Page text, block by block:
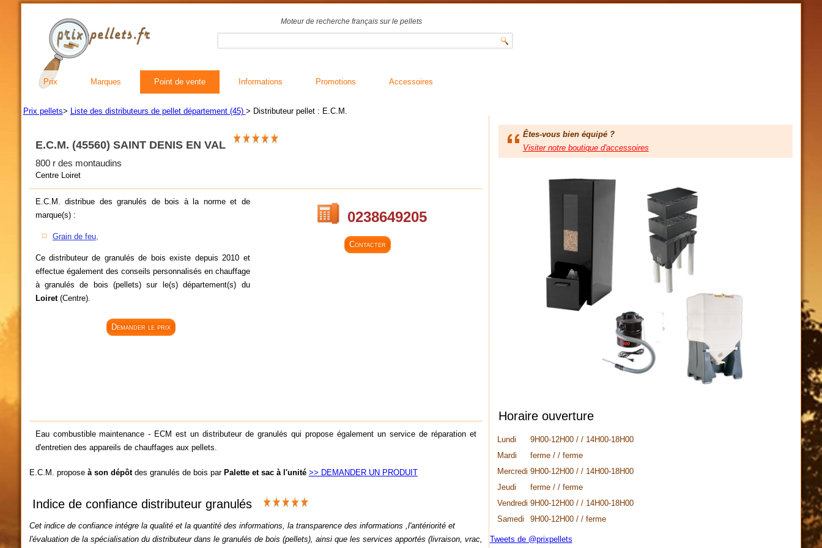
Moteur de recherche français sur le pellets
Prix Marques Point de vente Informations Promotions Accessoires
Prix pellets> Liste des distributeurs de pellet département (45) > Distributeur pellet : E.C.M.
E.C.M. (45560) SAINT DENIS EN VAL
800 r des montaudins
Centre Loiret
E.C.M. distribue des granulés de bois à la norme et de
marque(s) :
Grain de feu,
Ce distributeur de granulés de bois existe depuis 2010 et
effectue également des conseils personnalisés en chauffage
à granulés de bois (pellets) sur le(s) département(s) du
Loiret(Centre).
Demander le prix
0238649205
Contacter
Eau combustible maintenance - ECM est un distributeur de granulés qui propose également un service de réparation et
d'entretien des appareils de chauffages aux pellets.
E.C.M. propose à son dépôtdes granulés de bois parPalette et sac à l'unité >> DEMANDER UN PRODUIT
Indice de confiance distributeur granulés
Cet indice de confiance intégre la qualité et la quantité des informations, la transparence des informations ,l'antériorité et
l'évaluation de la spécialisation du distributeur dans le granulés de bois (pellets), ainsi que les services apportés (livraison, vrac,
Êtes-vous bien équipé ?
Horaire ouverture
Lundi
9H00-12H00 / / 14H00-18H00
Mardi
ferme / / ferme
Mercredi 9H00-12H00 / / 14H00-18H00
Jeudi
ferme / / ferme
Vendredi 9H00-12H00 / / 14H00-18H00
Samedi
9H00-12H00 / / ferme
Tweets de @prixpellets